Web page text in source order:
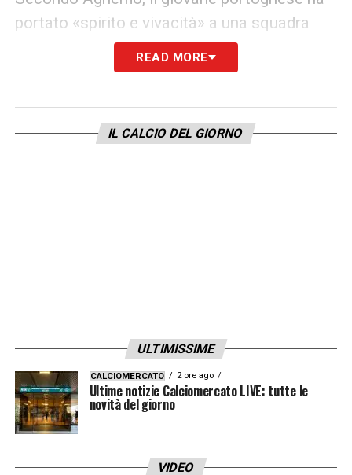
portato «spirito e vivacità» a una squadra
che troppo spesso appare spenta e
La sfida di Tudor: trasformare il
potenziale in solidità
La strada è lunga, ma la luce di Conceição
rappresenta oggi la speranza più concreta
per i tifosi bianconeri, desiderosi di rivedere
Europa.
READ MORE
IL CALCIO DEL GIORNO
ULTIMISSIME
CALCIOMERCATO 2 ore ago
Ultime notizie Calciomercato LIVE: tutte le
novità del giorno
VIDEO